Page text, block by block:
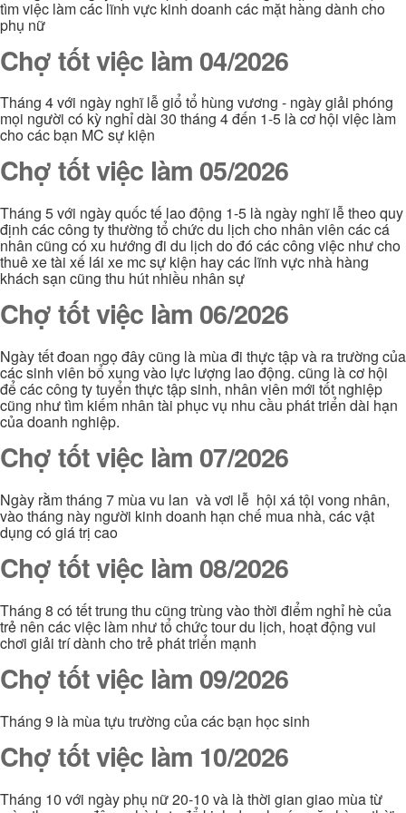
tìm việc làm các lĩnh vực kinh doanh các mặt hàng dành cho
phụ nữ
Chợ tốt việc làm 04/2026
Tháng 4 với ngày nghĩ lễ giổ tổ hùng vương - ngày giải phóng
mọi người có kỳ nghỉ dài 30 tháng 4 đến 1-5 là cơ hội việc làm
cho các bạn MC sự kiện
Chợ tốt việc làm 05/2026
Tháng 5 với ngày quốc tế lao động 1-5 là ngày nghĩ lễ theo quy
định các công ty thường tổ chức du lịch cho nhân viên các cá
nhân cũng có xu hướng đi du lịch do đó các công việc như cho
thuê xe tài xế lái xe mc sự kiện hay các lĩnh vực nhà hàng
khách sạn cũng thu hút nhiều nhân sự
Chợ tốt việc làm 06/2026
Ngày tết đoan ngọ đây cũng là mùa đi thực tập và ra trường của
các sinh viên bổ xung vào lực lượng lao động. cũng là cơ hội
để các công ty tuyển thực tập sinh, nhân viên mới tốt nghiệp
cũng như tìm kiếm nhân tài phục vụ nhu cầu phát triển dài hạn
của doanh nghiệp.
Chợ tốt việc làm 07/2026
Ngày rằm tháng 7 mùa vu lan và vơi lễ hội xá tội vong nhân,
vào tháng này người kinh doanh hạn chế mua nhà, các vật
dụng có giá trị cao
Chợ tốt việc làm 08/2026
Tháng 8 có tết trung thu cũng trùng vào thời điểm nghỉ hè của
trẻ nên các việc làm như tổ chức tour du lịch, hoạt động vui
chơi giải trí dành cho trẻ phát triển mạnh
Chợ tốt việc làm 09/2026
Tháng 9 là mùa tựu trường của các bạn học sinh
Chợ tốt việc làm 10/2026
Tháng 10 với ngày phụ nữ 20-10 và là thời gian giao mùa từ